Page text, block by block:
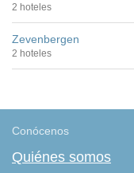
2 hoteles
Zevenbergen
2 hoteles
Conócenos
Quiénes somos